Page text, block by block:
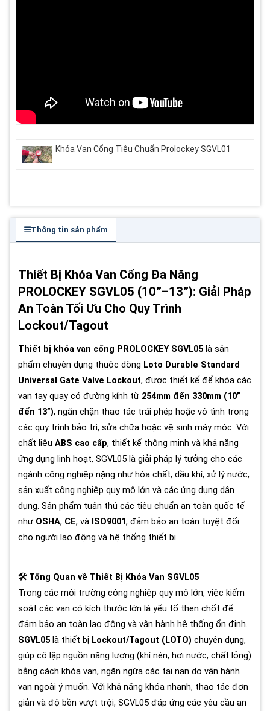
Khóa Van Cổng Tiêu Chuẩn Prolockey SGVL01
Thông tin sản phẩm
Thiết Bị Khóa Van Cổng Đa Năng
PROLOCKEY SGVL05 (10”–13”): Giải Pháp
An Toàn Tối Ưu Cho Quy Trình
Lockout/Tagout
Thiết bị khóa van cổng PROLOCKEY SGVL05 là sản
phẩm chuyên dụng thuộc dòng Loto Durable Standard
Universal Gate Valve Lockout, được thiết kế để khóa các
van tay quay có đường kính từ 254mm đến 330mm (10”
đến 13”), ngăn chặn thao tác trái phép hoặc vô tình trong
các quy trình bảo trì, sửa chữa hoặc vệ sinh máy móc. Với
chất liệu ABS cao cấp, thiết kế thông minh và khả năng
ứng dụng linh hoạt, SGVL05 là giải pháp lý tưởng cho các
ngành công nghiệp nặng như hóa chất, dầu khí, xử lý nước,
sản xuất công nghiệp quy mô lớn và các ứng dụng dân
dụng. Sản phẩm tuân thủ các tiêu chuẩn an toàn quốc tế
như OSHA, CE, và ISO9001, đảm bảo an toàn tuyệt đối
cho người lao động và hệ thống thiết bị.
🛠 Tổng Quan về Thiết Bị Khóa Van SGVL05
Trong các môi trường công nghiệp quy mô lớn, việc kiểm
soát các van có kích thước lớn là yếu tố then chốt để
đảm bảo an toàn lao động và vận hành hệ thống ổn định.
SGVL05 là thiết bị Lockout/Tagout (LOTO) chuyên dụng,
giúp cô lập nguồn năng lượng (khí nén, hơi nước, chất lỏng)
bằng cách khóa van, ngăn ngừa các tai nạn do vận hành
van ngoài ý muốn. Với khả năng khóa nhanh, thao tác đơn
giản và độ bền vượt trội, SGVL05 đáp ứng các yêu cầu an